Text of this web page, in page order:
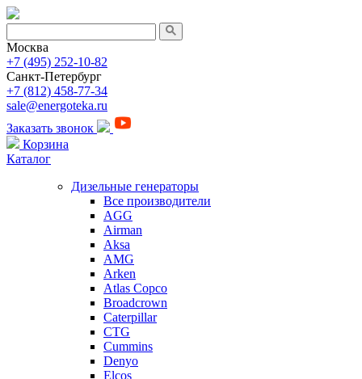
Москва
+7 (495) 252-10-82
Санкт-Петербург
+7 (812) 458-77-34
sale@energoteka.ru
Заказать звонок
Корзина
Каталог
Дизельные генераторы
Все производители
AGG
Airman
Aksa
AMG
Arken
Atlas Copco
Broadcrown
Caterpillar
CTG
Cummins
Denyo
Elcos